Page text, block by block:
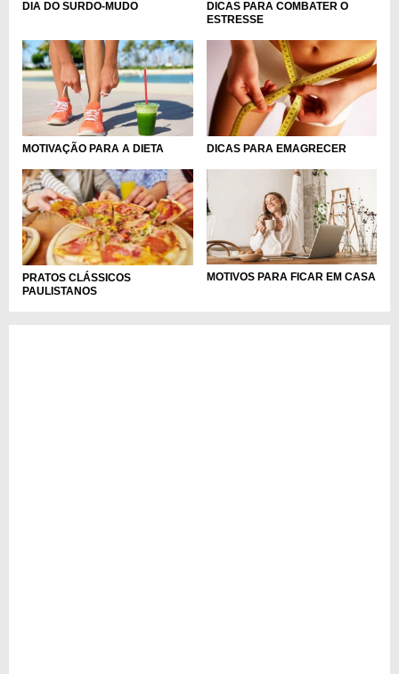
DIA DO SURDO-MUDO
DICAS PARA COMBATER O
ESTRESSE
MOTIVAÇÃO PARA A DIETA DICAS PARA EMAGRECER
PRATOS CLÁSSICOS
PAULISTANOS
MOTIVOS PARA FICAR EM CASA